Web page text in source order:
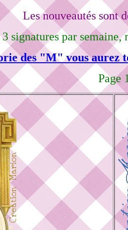
Les nouveautés sont
3 signatures par
des "M" vous aurez
Page 1